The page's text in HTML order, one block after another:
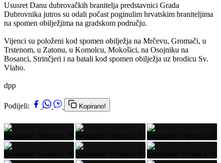
Ususret Danu dubrovačkih branitelja predstavnici Grada
Dubrovnika jutros su odali počast poginulim hrvatskim braniteljima
na spomen obilježjima na gradskom području.
Vijenci su položeni kod spomen obilježja na Mrčevu, Gromači, u
Trstenom, u Zatonu, u Komolcu, Mokošici, na Osojniku na
Bosanci, Strinčjeri i na batali kod spomen obilježja uz brodicu Sv.
Vlaho.
dpp
Podijeli: Kopirano!